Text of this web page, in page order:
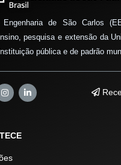
de São Carlos
pesquisa e extensão da
pública e de padrão